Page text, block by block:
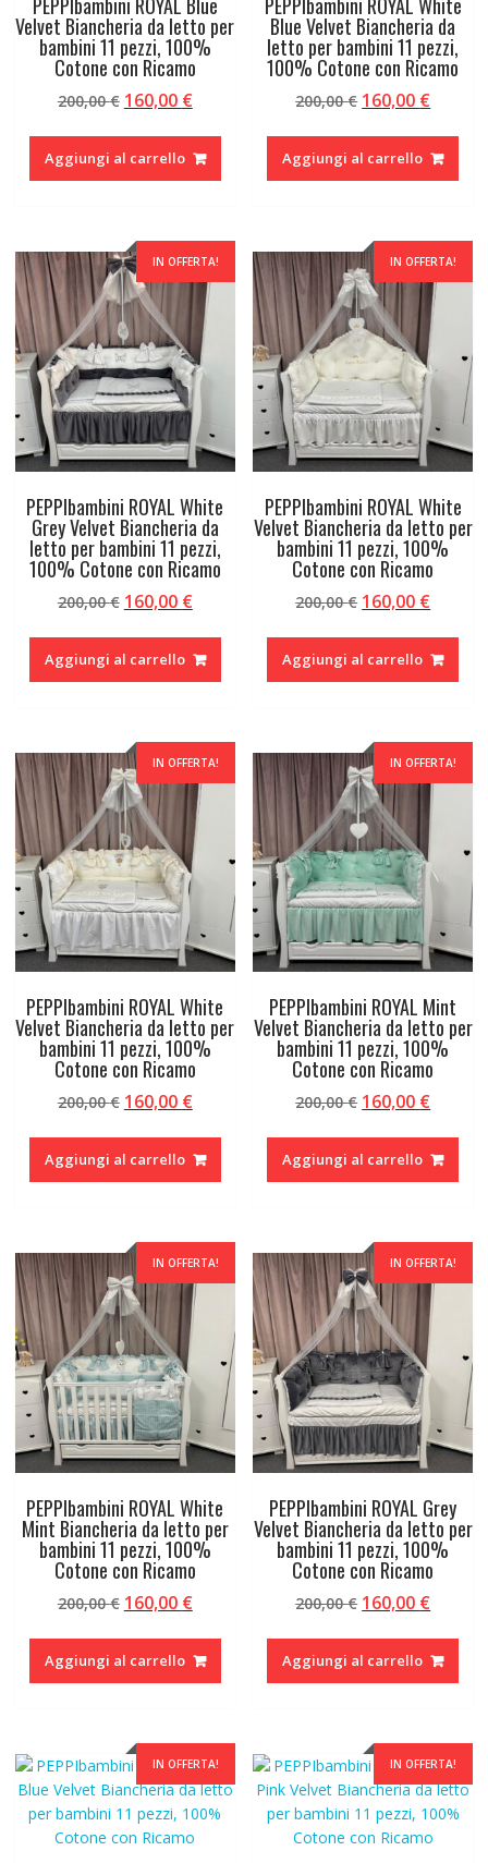
Velvet Biancheria da letto per
bambini 11 pezzi, 100%
Cotone con Ricamo
200,00€ Il
originale
era:
160,00 €Il
attuale
è:
Aggiungi al carrello
Blue Velvet Biancheria da
letto per bambini 11 pezzi,
100% Cotone con Ricamo
200,00€ Il
originale
era:
160,00 €Il
è:
Aggiungi al carrello
IN OFFERTA!
PEPPIbambini ROYAL White
Grey Velvet Biancheria da
letto per bambini 11 pezzi,
100% Cotone con Ricamo
200,00€ Il
originale
era:
160,00 €Il
attuale
è:
Aggiungi al carrello
IN OFFERTA!
PEPPIbambini ROYAL White
Velvet Biancheria da letto per
bambini 11 pezzi, 100%
Cotone con Ricamo
200,00€ Il
originale
era:
160,00 €Il
è:
Aggiungi al carrello
IN OFFERTA!
PEPPIbambini ROYAL White
Velvet Biancheria da letto per
bambini 11 pezzi, 100%
Cotone con Ricamo
200,00€ Il
originale
era:
160,00 €Il
attuale
è:
Aggiungi al carrello
IN OFFERTA!
PEPPIbambini ROYAL Mint
Velvet Biancheria da letto per
bambini 11 pezzi, 100%
Cotone con Ricamo
200,00€ Il
originale
era:
160,00 €Il
è:
Aggiungi al carrello
IN OFFERTA!
PEPPIbambini ROYAL White
Mint Biancheria da letto per
bambini 11 pezzi, 100%
Cotone con Ricamo
200,00€ Il
originale
era:
160,00 €Il
attuale
è:
Aggiungi al carrello
IN OFFERTA!
PEPPIbambini ROYAL Grey
Velvet Biancheria da letto per
bambini 11 pezzi, 100%
Cotone con Ricamo
200,00€ Il
originale
era:
160,00 €Il
è:
Aggiungi al carrello
IN OFFERTA! IN OFFERTA!